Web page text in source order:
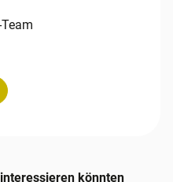
könnten